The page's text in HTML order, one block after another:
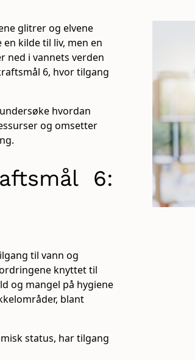
glitrer og elvene
kilde til liv, men en
i vannets verden
6, hvor tilgang
hvordan
og omsetter
6:
til vann og
knyttet til
og mangel på hygiene
blant
status, har tilgang